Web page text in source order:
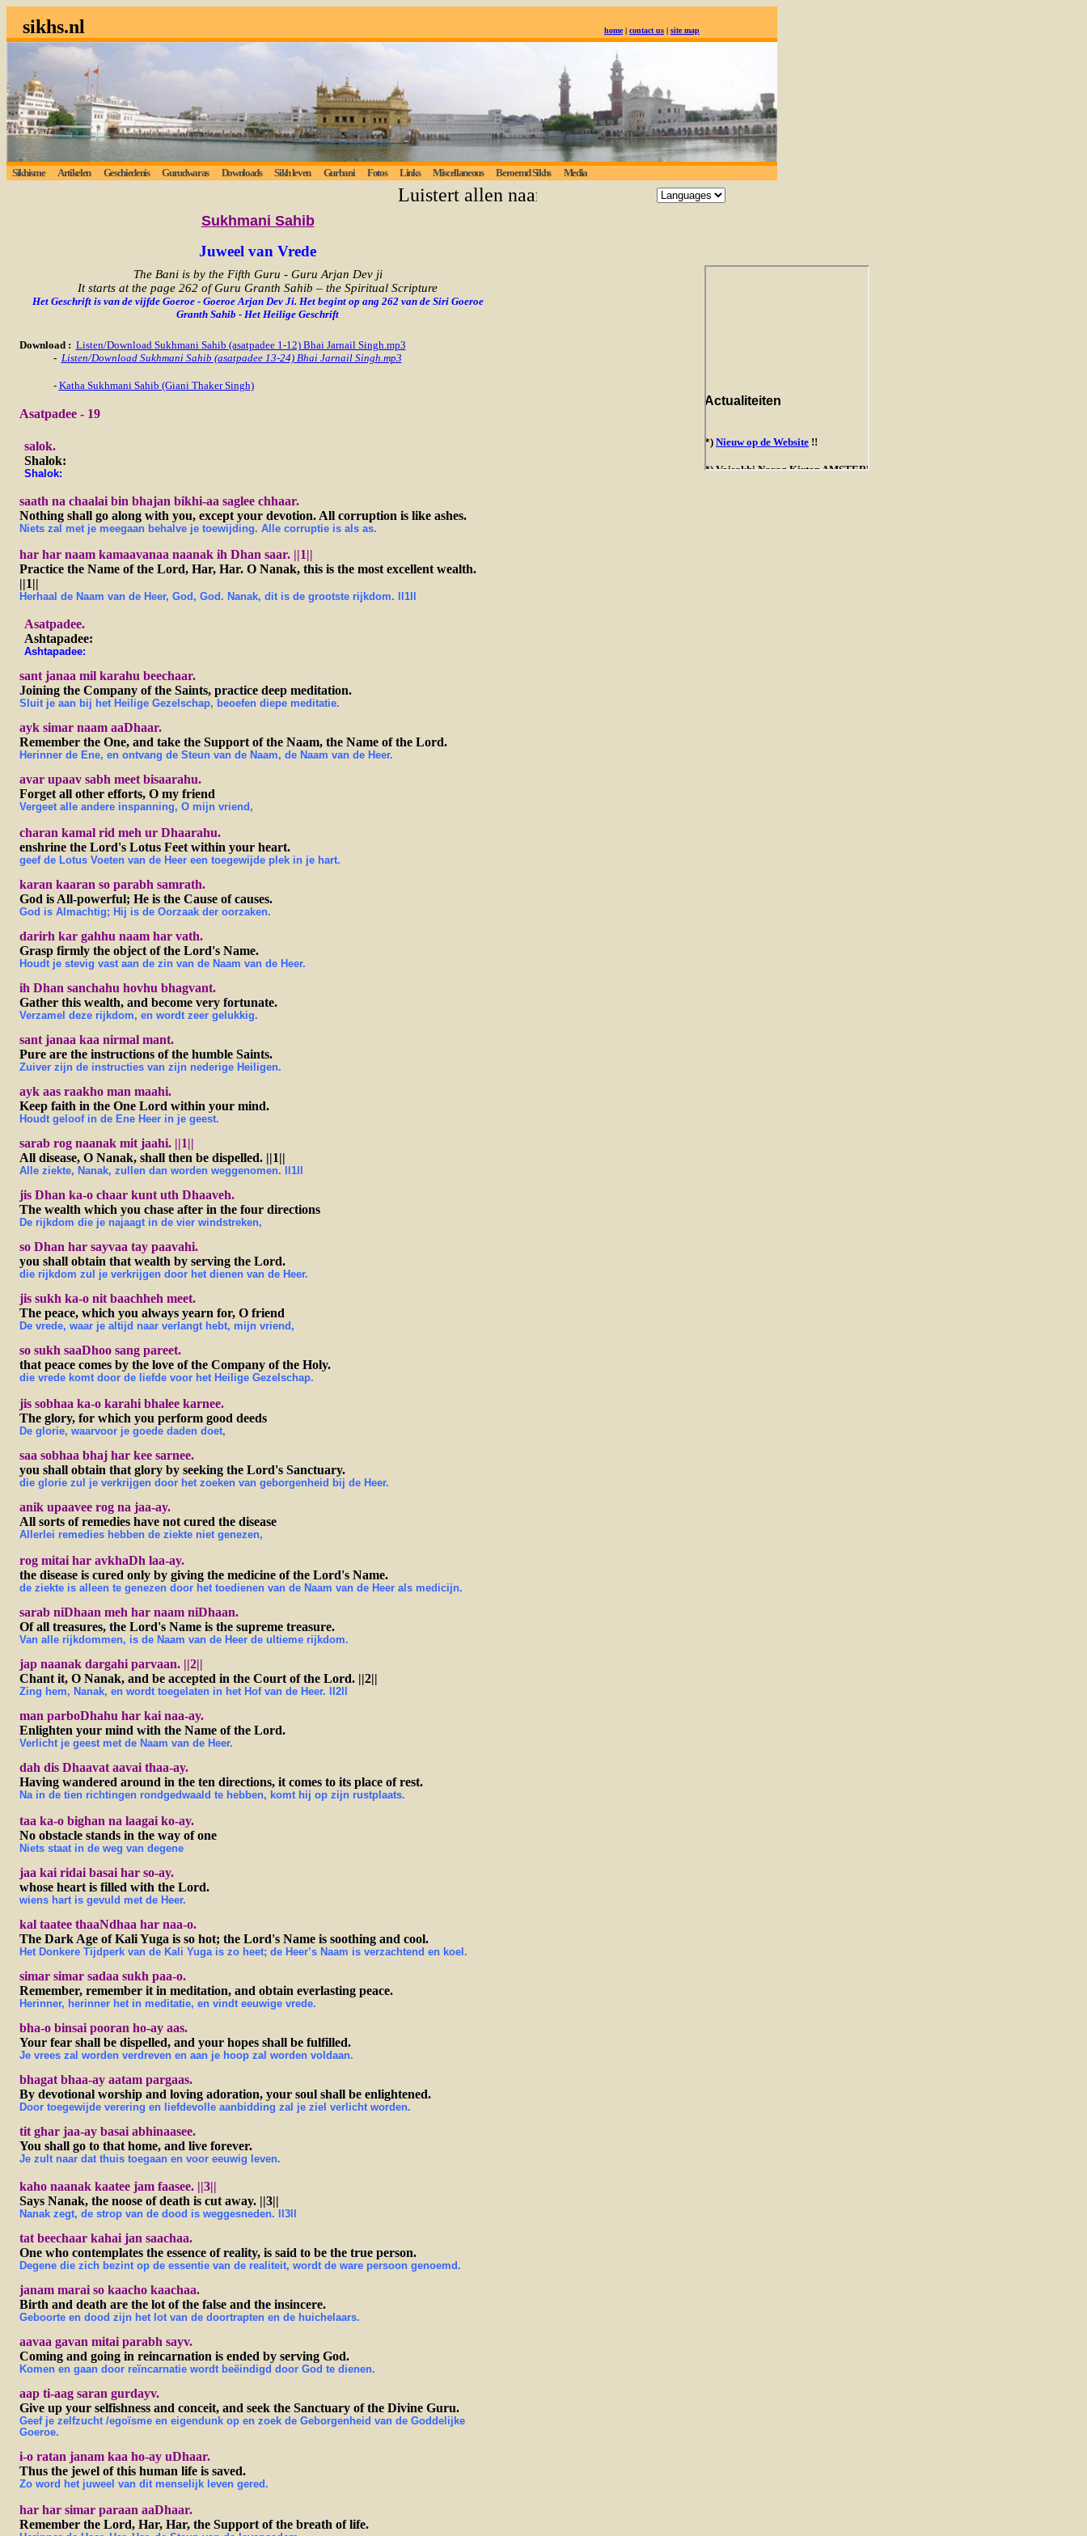
sikhs.nl home| contact us | site map
Sikhisme Artikelen Geschiedenis Gurudwaras Downloads Sikh leven Gurbani Fotos Links Miscellaneous Beroemd Sikhs Media
Luistert allen naar de eeuwige waarheid; degene die lief heeft zal God verkrijgen. -Guru
Sukhmani Sahib
Juweel van Vrede
The Bani is by the Fifth Guru - Guru Arjan Dev ji
It starts at the page 262 of Guru Granth Sahib – the Spiritual Scripture
Het Geschrift is van de vijfde Goeroe - Goeroe Arjan Dev Ji. Het begint op ang 262 van de Siri Goeroe
Granth Sahib - Het Heilige Geschrift
Download: Listen/Download Sukhmani Sahib (asatpadee 1-12) Bhai Jarnail Singh.mp3
- Listen/Download Sukhmani Sahib (asatpadee 13-24) Bhai Jarnail Singh.mp3
- Katha Sukhmani Sahib (Giani Thaker Singh)
Asatpadee - 19
salok.
Shalok:
Shalok:
saath na chaalai bin bhajan bikhi-aa saglee chhaar.
Nothing shall go along with you, except your devotion. All corruption is like ashes.
Niets zal met je meegaan behalve je toewijding. Alle corruptie is als as.
har har naam kamaavanaa naanak ih Dhan saar. ||1||
Practice the Name of the Lord, Har, Har. O Nanak, this is the most excellent wealth.
||1||
Herhaal de Naam van de Heer, God, God. Nanak, dit is de grootste rijkdom. ll1ll
Asatpadee.
Ashtapadee:
Ashtapadee:
sant janaa mil karahu beechaar.
Joining the Company of the Saints, practice deep meditation.
Sluit je aan bij het Heilige Gezelschap, beoefen diepe meditatie.
ayk simar naam aaDhaar.
Remember the One, and take the Support of the Naam, the Name of the Lord.
Herinner de Ene, en ontvang de Steun van de Naam, de Naam van de Heer.
avar upaav sabh meet bisaarahu.
Forget all other efforts, O my friend
Vergeet alle andere inspanning, O mijn vriend,
charan kamal rid meh ur Dhaarahu.
enshrine the Lord's Lotus Feet within your heart.
geef de Lotus Voeten van de Heer een toegewijde plek in je hart.
karan kaaran so parabh samrath.
God is All-powerful; He is the Cause of causes.
God is Almachtig; Hij is de Oorzaak der oorzaken.
darirh kar gahhu naam har vath.
Grasp firmly the object of the Lord's Name.
Houdt je stevig vast aan de zin van de Naam van de Heer.
ih Dhan sanchahu hovhu bhagvant.
Gather this wealth, and become very fortunate.
Verzamel deze rijkdom, en wordt zeer gelukkig.
sant janaa kaa nirmal mant.
Pure are the instructions of the humble Saints.
Zuiver zijn de instructies van zijn nederige Heiligen.
ayk aas raakho man maahi.
Keep faith in the One Lord within your mind.
Houdt geloof in de Ene Heer in je geest.
sarab rog naanak mit jaahi. ||1||
All disease, O Nanak, shall then be dispelled. ||1||
Alle ziekte, Nanak, zullen dan worden weggenomen. ll1ll
jis Dhan ka-o chaar kunt uth Dhaaveh.
The wealth which you chase after in the four directions
De rijkdom die je najaagt in de vier windstreken,
so Dhan har sayvaa tay paavahi.
you shall obtain that wealth by serving the Lord.
die rijkdom zul je verkrijgen door het dienen van de Heer.
jis sukh ka-o nit baachheh meet.
The peace, which you always yearn for, O friend
De vrede, waar je altijd naar verlangt hebt, mijn vriend,
so sukh saaDhoo sang pareet.
that peace comes by the love of the Company of the Holy.
die vrede komt door de liefde voor het Heilige Gezelschap.
jis sobhaa ka-o karahi bhalee karnee.
The glory, for which you perform good deeds
De glorie, waarvoor je goede daden doet,
saa sobhaa bhaj har kee sarnee.
you shall obtain that glory by seeking the Lord's Sanctuary.
die glorie zul je verkrijgen door het zoeken van geborgenheid bij de Heer.
anik upaavee rog na jaa-ay.
All sorts of remedies have not cured the disease
Allerlei remedies hebben de ziekte niet genezen,
rog mitai har avkhaDh laa-ay.
the disease is cured only by giving the medicine of the Lord's Name.
de ziekte is alleen te genezen door het toedienen van de Naam van de Heer als medicijn.
sarab niDhaan meh har naam niDhaan.
Of all treasures, the Lord's Name is the supreme treasure.
Van alle rijkdommen, is de Naam van de Heer de ultieme rijkdom.
jap naanak dargahi parvaan. ||2||
Chant it, O Nanak, and be accepted in the Court of the Lord. ||2||
Zing hem, Nanak, en wordt toegelaten in het Hof van de Heer. ll2ll
man parboDhahu har kai naa-ay.
Enlighten your mind with the Name of the Lord.
Verlicht je geest met de Naam van de Heer.
dah dis Dhaavat aavai thaa-ay.
Having wandered around in the ten directions, it comes to its place of rest.
Na in de tien richtingen rondgedwaald te hebben, komt hij op zijn rustplaats.
taa ka-o bighan na laagai ko-ay.
No obstacle stands in the way of one
Niets staat in de weg van degene
jaa kai ridai basai har so-ay.
whose heart is filled with the Lord.
wiens hart is gevuld met de Heer.
kal taatee thaaNdhaa har naa-o.
The Dark Age of Kali Yuga is so hot; the Lord's Name is soothing and cool.
Het Donkere Tijdperk van de Kali Yuga is zo heet; de Heer’s Naam is verzachtend en koel.
simar simar sadaa sukh paa-o.
Remember, remember it in meditation, and obtain everlasting peace.
Herinner, herinner het in meditatie, en vindt eeuwige vrede.
bha-o binsai pooran ho-ay aas.
Your fear shall be dispelled, and your hopes shall be fulfilled.
Je vrees zal worden verdreven en aan je hoop zal worden voldaan.
bhagat bhaa-ay aatam pargaas.
By devotional worship and loving adoration, your soul shall be enlightened.
Door toegewijde verering en liefdevolle aanbidding zal je ziel verlicht worden.
tit ghar jaa-ay basai abhinaasee.
You shall go to that home, and live forever.
Je zult naar dat thuis toegaan en voor eeuwig leven.
kaho naanak kaatee jam faasee. ||3||
Says Nanak, the noose of death is cut away. ||3||
Nanak zegt, de strop van de dood is weggesneden. ll3ll
tat beechaar kahai jan saachaa.
One who contemplates the essence of reality, is said to be the true person.
Degene die zich bezint op de essentie van de realiteit, wordt de ware persoon genoemd.
janam marai so kaacho kaachaa.
Birth and death are the lot of the false and the insincere.
Geboorte en dood zijn het lot van de doortrapten en de huichelaars.
aavaa gavan mitai parabh sayv.
Coming and going in reincarnation is ended by serving God.
Komen en gaan door reïncarnatie wordt beëindigd door God te dienen.
aap ti-aag saran gurdayv.
Give up your selfishness and conceit, and seek the Sanctuary of the Divine Guru.
Geef je zelfzucht /egoïsme en eigendunk op en zoek de Geborgenheid van de Goddelijke
Goeroe.
i-o ratan janam kaa ho-ay uDhaar.
Thus the jewel of this human life is saved.
Zo word het juweel van dit menselijk leven gered.
har har simar paraan aaDhaar.
Remember the Lord, Har, Har, the Support of the breath of life.